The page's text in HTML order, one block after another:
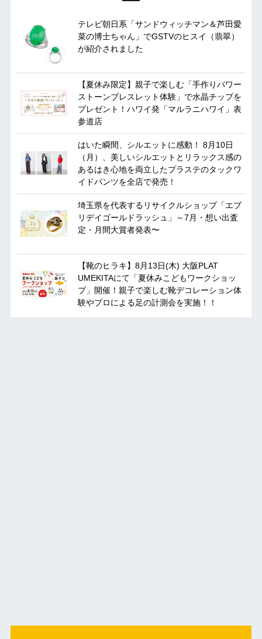
テレビ朝日系「サンドウィッチマン＆芦田愛
菜の博士ちゃん」でGSTVのヒスイ（翡翠）
が紹介されました
【夏休み限定】親子で楽しむ「手作りパワー
ストーンブレスレット体験」で水晶チップを
プレゼント！ハワイ発「マルラニハワイ」表
参道店
はいた瞬間、シルエットに感動！ 8月10日
（月）、美しいシルエットとリラックス感の
あるはき心地を両立したプラステのタックワ
イドパンツを全店で発売！
埼玉県を代表するリサイクルショップ「エブ
リデイゴールドラッシュ」～7月・想い出査
定・月間大賞者発表〜
【靴のヒラキ】8月13日(木) 大阪PLAT
UMEKITAにて「夏休みこどもワークショッ
プ」開催！親子で楽しむ靴デコレーション体
験やプロによる足の計測会を実施！！